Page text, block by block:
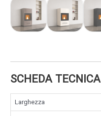
SCHEDA TECNICA
Larghezza